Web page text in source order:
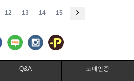
12 13 14 15
Q&A 도매인증